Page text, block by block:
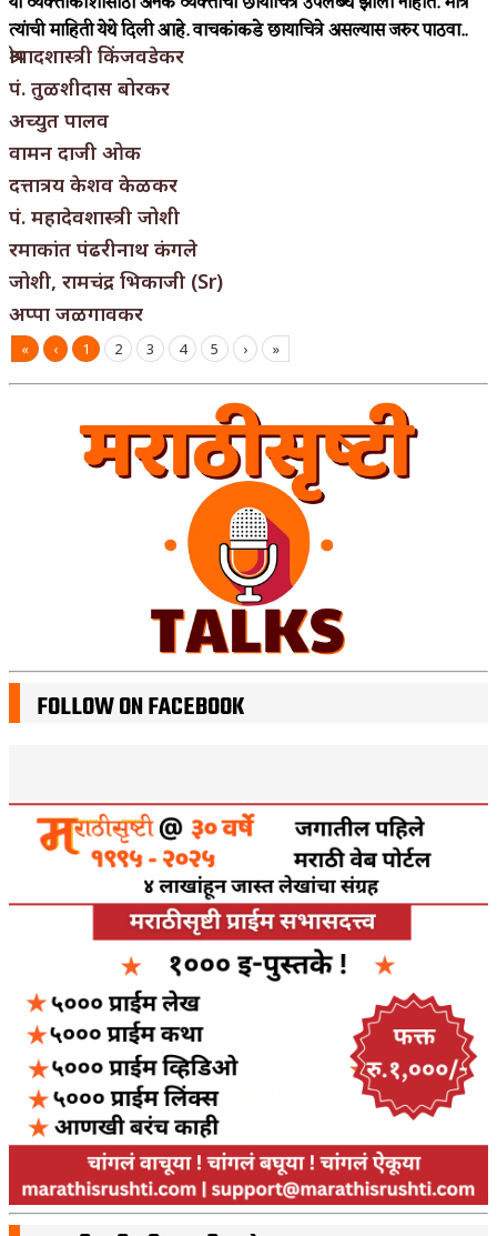
त्यांची माहिती येथे दिली आहे. वाचकांकडे छायाचित्रे असल्यास जरुर पाठवा..
श्रीपादशास्त्री किंजवडेकर
पं. तुळशीदास बोरकर
अच्युत पालव
वामन दाजी ओक
दत्तात्रय केशव केळकर
पं. महादेवशास्त्री जोशी
रमाकांत पंढरीनाथ कंगले
जोशी, रामचंद्र भिकाजी (Sr)
अप्पा जळगावकर
« ‹ 1 2 3 4 5 › »
FOLLOW ON FACEBOOK